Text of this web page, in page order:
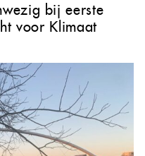
bij eerste
voor Klimaat